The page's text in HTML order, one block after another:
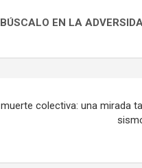
EN LA
colectiva: una mirada